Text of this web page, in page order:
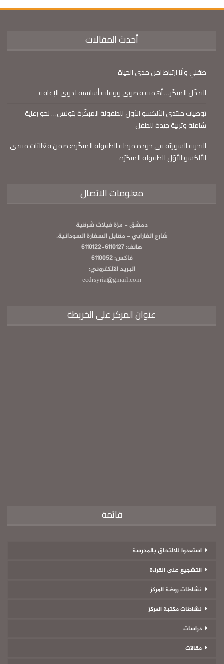
أحدث المقالات
طفلي وأنا ارتباط آمن مدى الحياة
التدخّل المبكّر… أهمية قصوى ووقاية أساسية لذوي الإعاقة
توصيات منتدى الألكسو الأول للطفولة المبكّرة بتونس… نحو رعاية
شاملة وتربية جيدة للطفل
التجربة السوريّة في جودة مرحلة الطفولة المبكّرة: ضمن فعّاليّات منتدى
الألكسو الأوّل للطفولة المبكرّة
معلومات الاتصال
دمشق - مزة فيلات شرقية
شارع الفارابي - مقابل السفارة السودانية.
هاتف: 6110127-6110122
فاكس: 6110052
البريد الالكتروني:
ecdrsyria@gmail.com
عنوان المركز على الخريطة
قائمة
استعدوا للالتحاق بالمدرسة
التشجيع على القراءة
نشاطات روضة المركز
نشاطات مكتبة المركز
دراسات
مقالات